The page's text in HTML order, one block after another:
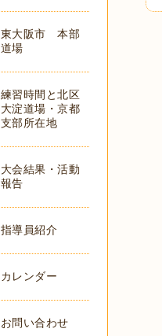
東大阪市 本部
道場
練習時間と北区
大淀道場・京都
支部所在地
大会結果・活動
報告
指導員紹介
カレンダー
お問い合わせ